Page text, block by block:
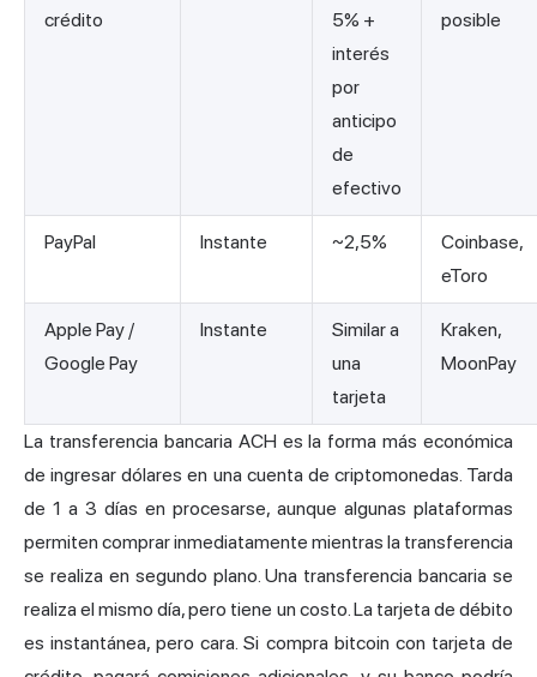
crédito
5% +
interés
por
anticipo
de
efectivo
posible
PayPal Instante ~2,5%
Coinbase,
eToro
Apple Pay /
Google Pay
Instante
Similar a
una
tarjeta
Kraken,
MoonPay
La transferencia bancaria ACH es la forma más económica
de ingresar dólares en una cuenta de criptomonedas. Tarda
de 1 a 3 días en procesarse, aunque algunas plataformas
permiten comprar inmediatamente mientras la transferencia
se realiza en segundo plano. Una transferencia bancaria se
realiza el mismo día, pero tiene un costo. La tarjeta de débito
es instantánea, pero cara. Si compra bitcoin con tarjeta de